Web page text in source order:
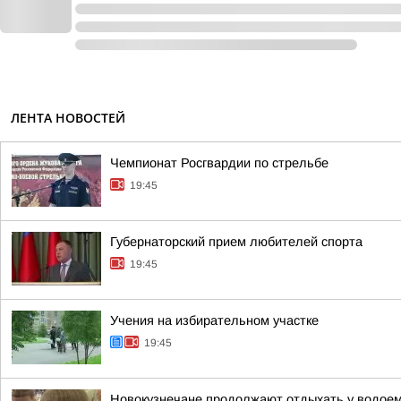
ЛЕНТА НОВОСТЕЙ
Чемпионат Росгвардии по стрельбе
19:45
Губернаторский прием любителей спорта
19:45
Учения на избирательном участке
19:45